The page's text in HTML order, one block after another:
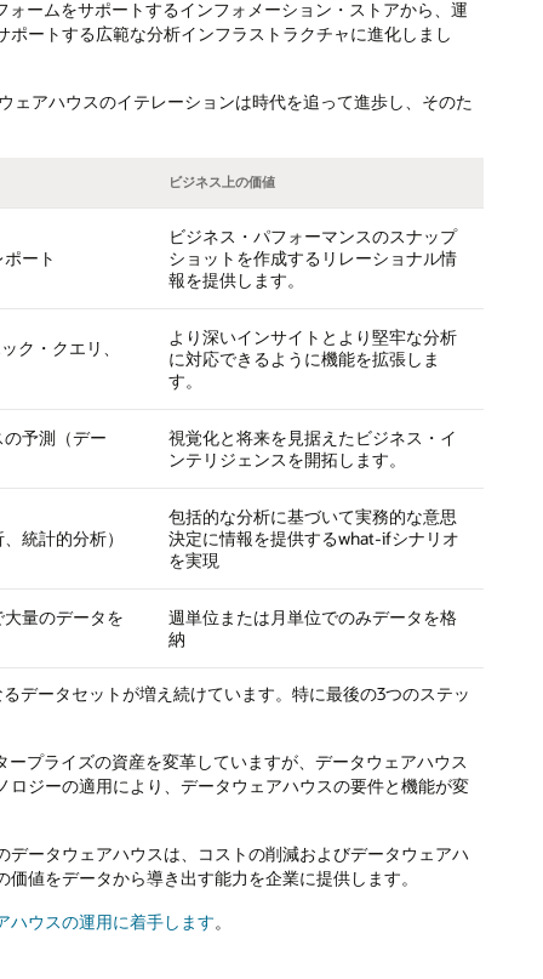
ームをサポートするインフォメーション・ストアから、運
ートする広範な分析インフラストラクチャに進化しまし
ェアハウスのイテレーションは時代を追って進歩し、そのた
ビジネス上の価値
ート
ビジネス・パフォーマンスのスナップ
ショットを作成するリレーショナル情
報を提供します。
ク・クエリ、
より深いインサイトとより堅牢な分析
に対応できるように機能を拡張しま
す。
予測（デー
視覚化と将来を見据えたビジネス・イ
ンテリジェンスを開拓します。
統計的分析）
包括的な分析に基づいて実務的な意思
決定に情報を提供するwhat-ifシナリオ
を実現
量のデータを
週単位または月単位でのみデータを格
納
データセットが増え続けています。特に最後の3つのステッ
プライズの資産を変革していますが、データウェアハウス
ロジーの適用により、データウェアハウスの要件と機能が変
ータウェアハウスは、コストの削減およびデータウェアハ
値をデータから導き出す能力を企業に提供します。
ハウスの運用に着手します。